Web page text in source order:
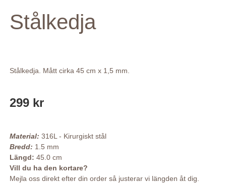
Stålkedja
Stålkedja. Mått cirka 45 cm x 1,5 mm.
299 kr
Material: 316L - Kirurgiskt stål
Bredd: 1.5 mm
Längd: 45.0 cm
Vill du ha den kortare?
Mejla oss direkt efter din order så justerar vi längden åt dig.